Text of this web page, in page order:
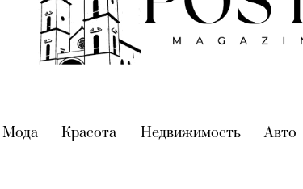
Мода(current)
Красота (current)
Недвижимость(current)
Авто